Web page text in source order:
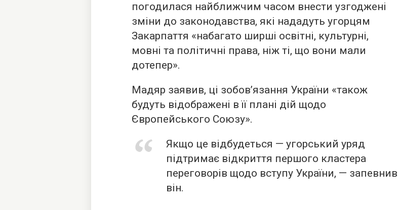
погодилася найближчим часом внести узгоджені
зміни до законодавства, які нададуть угорцям
Закарпаття «набагато ширші освітні, культурні,
мовні та політичні права, ніж ті, що вони мали
дотепер».
Мадяр заявив, ці зобов’язання України «також
будуть відображені в її плані дій щодо
Європейського Союзу».
Якщо це відбудеться — угорський уряд
підтримає відкриття першого кластера
переговорів щодо вступу України, — запевнив
він.